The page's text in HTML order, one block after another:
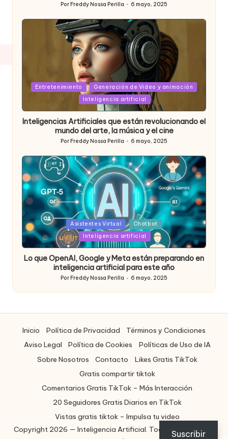
Publicado
Por Freddy Nossa Perilla 6 mayo, 2025
Posted
Entretenimiento
Generación de Video y animación
Inteligencia artificial
Inteligencias Artificiales que están revolucionando el
mundo del arte, la música y el cine
Publicado
por
Por Freddy Nossa Perilla 6 mayo, 2025
Posted
in
Asistentes Virtual
Chatbot
Inteligencia artificial
Lo que OpenAI, Google y Meta están preparando en
inteligencia artificial para este año
Publicado
por
Por Freddy Nossa Perilla 6 mayo, 2025
Inicio Política de Privacidad
Términos y Condiciones
Aviso Legal
Política de Cookies
Políticas de Uso de IA
Sobre Nosotros
Contacto
Likes Gratis TikTok
Gratis compartir tiktok
Comentarios Gratis TikTok – Más Interacción
20 Seguidores Gratis Diarios en TikTok
Vistas gratis tiktok – Impulsa tu video
Copyright 2026 — Inteligencia Artificial. Todos los derechos
Suscribir
ES